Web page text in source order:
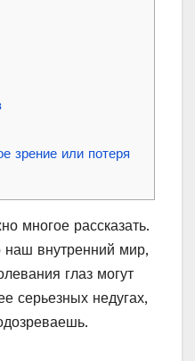
зрение или потеря
многое рассказать.
наш внутренний мир,
глаз могут
серьезных недугах,